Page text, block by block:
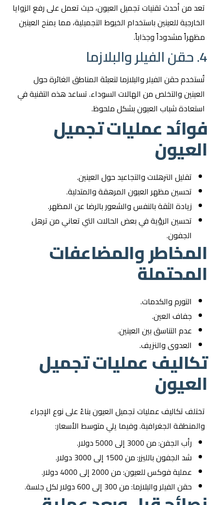
تعد من أحدث تقنيات تجميل العيون، حيث تعمل على رفع الزوايا
الخارجية للعينين باستخدام الخيوط التجميلية، مما يمنح العينين
مظهراً مشدوداً وجذاباً.
4. حقن الفيلر والبلازما
تُستخدم حقن الفيلر والبلازما لتعبئة المناطق الغائرة حول
العينين والتخلص من الهالات السوداء. تساعد هذه التقنية في
استعادة شباب العيون بشكل ملحوظ.
فوائد عمليات تجميل
العيون
تقليل الترهلات والتجاعيد حول العينين.
تحسين مظهر العيون المرهقة والمتدلية.
زيادة الثقة بالنفس والشعور بالرضا عن المظهر.
تحسين الرؤية في بعض الحالات التي تعاني من ترهل
الجفون.
المخاطر والمضاعفات
المحتملة
التورم والكدمات.
جفاف العين.
عدم التناسق بين العينين.
العدوى والنزيف.
تكاليف عمليات تجميل
العيون
تختلف تكاليف عمليات تجميل العيون بناءً على نوع الإجراء
والمنطقة الجغرافية. وفيما يلي متوسط الأسعار:
رأب الجفن: من 3000 إلى 5000 دولار.
شد الجفون بالليزر: من 1500 إلى 3000 دولار.
عملية فوكس للعيون: من 2000 إلى 4000 دولار.
حقن الفيلر والبلازما: من 300 إلى 600 دولار لكل جلسة.